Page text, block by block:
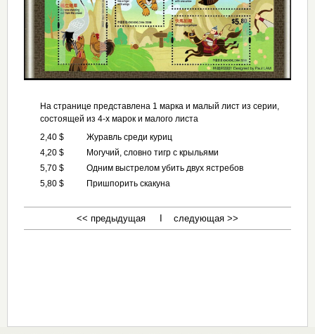
На странице представлена 1 марка и малый лист из серии,
состоящей из 4-х марок и малого листа
2,40 $
Журавль среди куриц
4,20 $
Могучий, словно тигр с крыльями
5,70 $
Одним выстрелом убить двух ястребов
5,80 $
Пришпорить скакуна
<< предыдущая I следующая >>